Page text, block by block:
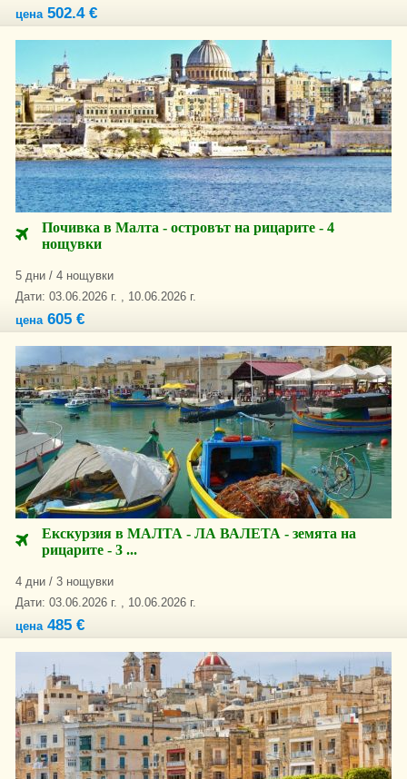
цена502.4 €
Почивка в Малта - островът на рицарите - 4
нощувки
5 дни / 4 нощувки
Дати: 03.06.2026 г. , 10.06.2026 г.
цена605 €
Екскурзия в МАЛТА - ЛА ВАЛЕТА - земята на
рицарите - 3 ...
4 дни / 3 нощувки
Дати: 03.06.2026 г. , 10.06.2026 г.
цена485 €